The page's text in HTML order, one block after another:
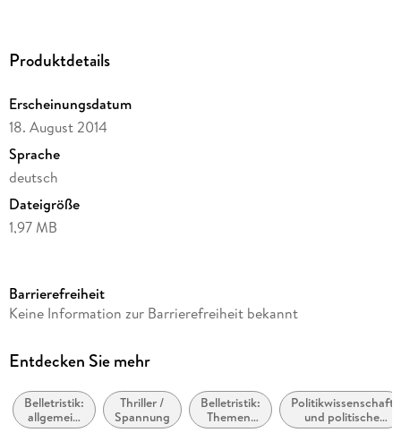
die, die glauben, dass sie gar nichts zu verbergen haben.
Produktdetails
Erscheinungsdatum
18. August 2014
Sprache
deutsch
Dateigröße
1,97 MB
Verlag/Hersteller
Kopierschutz
Produktart
EBOOK
Barrierefreiheit
Keine Information zur Barrierefreiheit bekannt
Entdecken Sie mehr
Belletristik:
allgemein
und
Thriller /
Spannung
Belletristik:
Themen,
Stoffe,
Politikwissenschaft
und politische
Theorie